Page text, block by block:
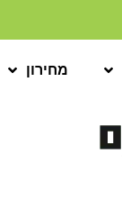
מחירון